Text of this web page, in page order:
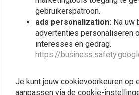
Adapter for temp sensor
PT1/8x28 (M14x1,5x15mm)
€6,70
KOSO
gebruikerspatroon.
ads personalization: Na uw
advertenties personaliseren
interesses en gedrag.
https://
Je kunt jouw cookievoorkeuren op
aanpassen via de cookie-